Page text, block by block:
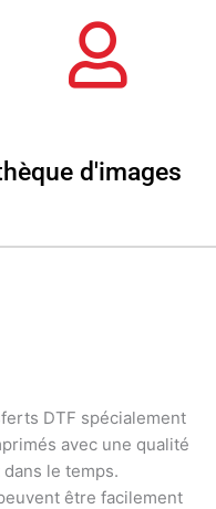
objets viergesd'images
DTF spécialement
avec une qualité
le temps.
être facilement